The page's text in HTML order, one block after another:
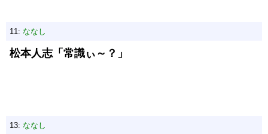
11: ななし
松本人志「常識ぃ～？」
13: ななし